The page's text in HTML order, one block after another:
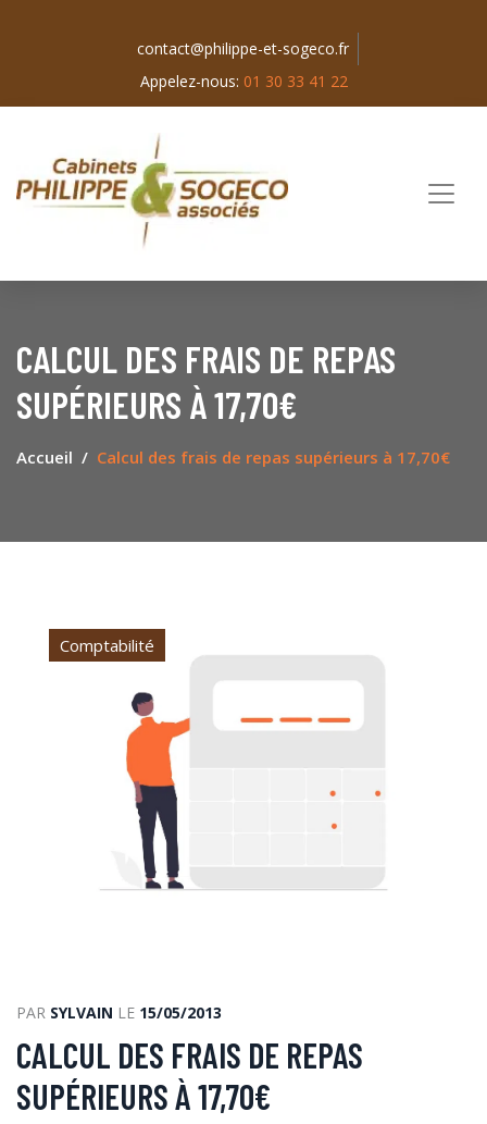
contact@philippe-et-sogeco.fr
Appelez-nous: 01 30 33 41 22
CALCUL DES FRAIS DE REPAS
SUPÉRIEURS À 17,70€
Accueil Calcul des frais de repas supérieurs à 17,70€
Comptabilité
PAR SYLVAIN LE 15/05/2013
CALCUL DES FRAIS DE REPAS
SUPÉRIEURS À 17,70€